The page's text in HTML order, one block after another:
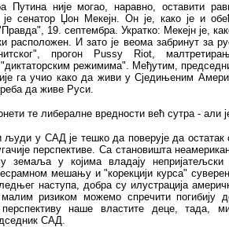
Путина није могао, наравно, оставити
сенатор Џон Мекејн. Он је, како је и
19. септембра. Укратко: Мекејн је,
расположен. И зато је веома забринут за
прогон Pussy Riot,
режимима". Међутим,
га учио како да живи у Сједињеним
да живе Руси.
те либералне вредности већ сутра - али
људи у САД је тешко да поверује да остатак
перспективе. Са становишта
земаља у којима владају непријатељски
мешању и "корекцији курса"
наступа, добра су илустрација
ризиком можемо спречити погибију
перспективу наше властите деце, тада,
САД.